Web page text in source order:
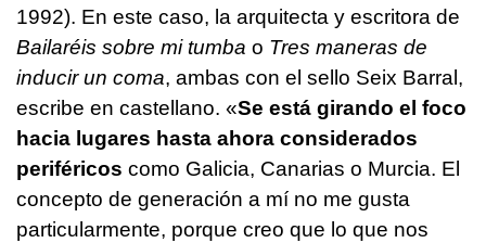
1992). En este caso, la arquitecta y escritora de
Bailaréis sobre mi tumba o Tres maneras de
inducir un coma, ambas con el sello Seix Barral,
escribe en castellano. «Se está girando el foco
hacia lugares hasta ahora considerados
periféricos como Galicia, Canarias o Murcia. El
concepto de generación a mí no me gusta
particularmente, porque creo que lo que nos